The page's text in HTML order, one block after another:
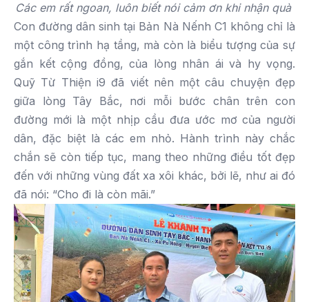
Các em rất ngoan, luôn biết nói cảm ơn khi nhận quà
Con đường dân sinh tại Bản Nà Nếnh C1 không chỉ là
một công trình hạ tầng, mà còn là biểu tượng của sự
gắn kết cộng đồng, của lòng nhân ái và hy vọng.
Quỹ Từ Thiện i9 đã viết nên một câu chuyện đẹp
giữa lòng Tây Bắc, nơi mỗi bước chân trên con
đường mới là một nhịp cầu đưa ước mơ của người
dân, đặc biệt là các em nhỏ. Hành trình này chắc
chắn sẽ còn tiếp tục, mang theo những điều tốt đẹp
đến với những vùng đất xa xôi khác, bởi lẽ, như ai đó
đã nói: “Cho đi là còn mãi.”